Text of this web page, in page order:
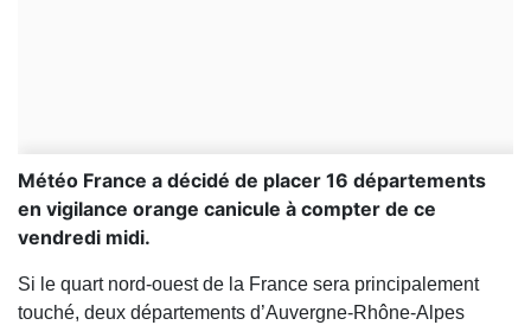
Météo France a décidé de placer 16 départements
en vigilance orange canicule à compter de ce
vendredi midi.
Si le quart nord-ouest de la France sera principalement
touché, deux départements d’Auvergne-Rhône-Alpes